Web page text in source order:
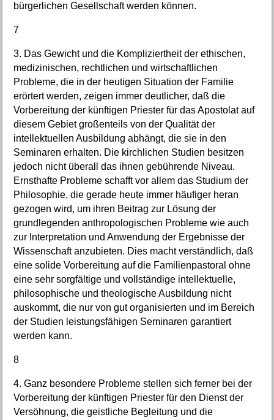
bürgerlichen Gesellschaft werden können.
7
3. Das Gewicht und die Kompliziertheit der ethischen,
medizinischen, rechtlichen und wirtschaftlichen
Probleme, die in der heutigen Situation der Familie
erörtert werden, zeigen immer deutlicher, daß die
Vorbereitung der künftigen Priester für das Apostolat auf
diesem Gebiet großenteils von der Qualität der
intellektuellen Ausbildung abhängt, die sie in den
Seminaren erhalten. Die kirchlichen Studien besitzen
jedoch nicht überall das ihnen gebührende Niveau.
Ernsthafte Probleme schafft vor allem das Studium der
Philosophie, die gerade heute immer häufiger heran
gezogen wird, um ihren Beitrag zur Lösung der
grundlegenden anthropologischen Probleme wie auch
zur Interpretation und Anwendung der Ergebnisse der
Wissenschaft anzubieten. Dies macht verständlich, daß
eine solide Vorbereitung auf die Familienpastoral ohne
eine sehr sorgfältige und vollständige intellektuelle,
philosophische und theologische Ausbildung nicht
auskommt, die nur von gut organisierten und im Bereich
der Studien leistungsfähigen Seminaren garantiert
werden kann.
8
4. Ganz besondere Probleme stellen sich ferner bei der
Vorbereitung der künftigen Priester für den Dienst der
Versöhnung, die geistliche Begleitung und die